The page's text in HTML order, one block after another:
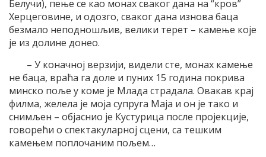
Белучи), пење се као монах сваког дана на “кров”
Херцеговине, и одозго, сваког дана изнова баца
безмало неподношљив, велики терет – камење које
је из долине донео.
– У коначној верзији, видели сте, монах камење
не баца, враћа га доле и пуних 15 година покрива
минско поље у коме је Млада страдала. Овакав крај
филма, желела је моја супруга Маја и он је тако и
снимљен – објаснио је Кустурица после пројекције,
говорећи о спектакуларној сцени, са тешким
камењем поплочаним пољем…